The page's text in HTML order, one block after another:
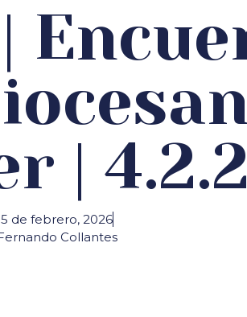
|
5 de febrero, 2026
Collantes